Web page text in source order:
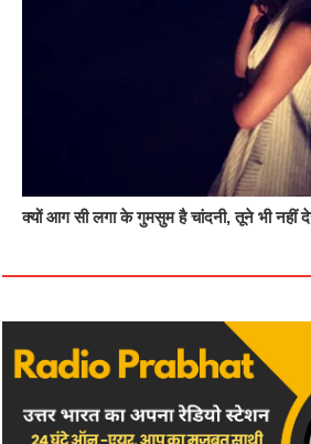
क्यों आग सी लगा के गुमसुम है चांदनी, तूने भी नहीं